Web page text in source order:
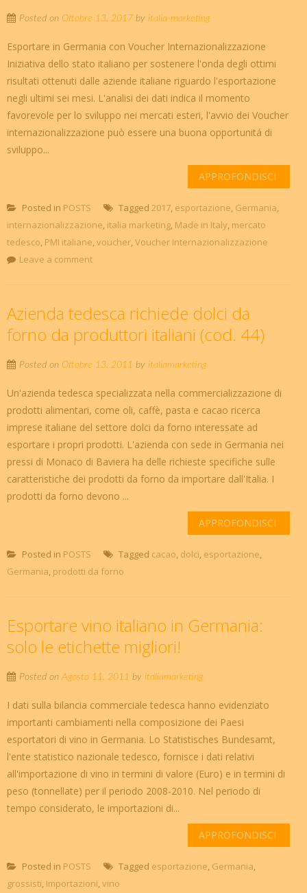
Posted on Ottobre 13, 2017 by italia-marketing
Esportare in Germania con Voucher Internazionalizzazione
Iniziativa dello stato italiano per sostenere l'onda degli ottimi
risultati ottenuti dalle aziende italiane riguardo l'esportazione
negli ultimi sei mesi. L'analisi dei dati indica il momento
favorevole per lo sviluppo nei mercati esteri, l'avvio dei Voucher
internazionalizzazione può essere una buona opportunitá di
sviluppo...
APPROFONDISCI
Posted in POSTS Tagged 2017, esportazione, Germania,
internazionalizzazione, italia marketing, Made in Italy, mercato
tedesco, PMI italiane, voucher, Voucher Internazionalizzazione
Leave a comment
Azienda tedesca richiede dolci da
forno da produttori italiani (cod. 44)
Posted on Ottobre 13, 2011 by italiamarketing
Un'azienda tedesca specializzata nella commercializzazione di
prodotti alimentari, come oli, caffè, pasta e cacao ricerca
imprese italiane del settore dolci da forno interessate ad
esportare i propri prodotti. L'azienda con sede in Germania nei
pressi di Monaco di Baviera ha delle richieste specifiche sulle
caratteristiche dei prodotti da forno da importare dall'Italia. I
prodotti da forno devono ...
APPROFONDISCI
Posted in POSTS Tagged cacao, dolci, esportazione,
Germania, prodotti da forno
Esportare vino italiano in Germania:
solo le etichette migliori!
Posted on Agosto 11, 2011 by italiamarketing
I dati sulla bilancia commerciale tedesca hanno evidenziato
importanti cambiamenti nella composizione dei Paesi
esportatori di vino in Germania. Lo Statistisches Bundesamt,
l'ente statistico nazionale tedesco, fornisce i dati relativi
all'importazione di vino in termini di valore (Euro) e in termini di
peso (tonnellate) per il periodo 2008-2010. Nel periodo di
tempo considerato, le importazioni di...
APPROFONDISCI
Posted in POSTS Tagged esportazione, Germania,
grossisti, Importazioni, vino